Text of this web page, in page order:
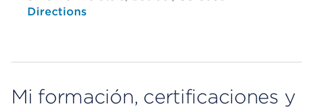
Opens native map application on mobile devices
Directions
Mi formación, certificaciones y